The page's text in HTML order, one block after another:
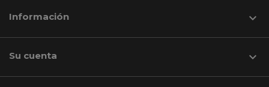
Información 
Su cuenta 